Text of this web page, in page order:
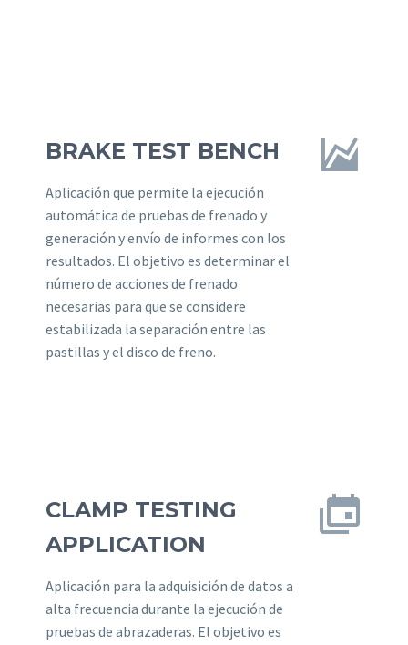
BRAKE TEST BENCH
Aplicación que permite la ejecución
automática de pruebas de frenado y
generación y envío de informes con los
resultados. El objetivo es determinar el
número de acciones de frenado
necesarias para que se considere
estabilizada la separación entre las
pastillas y el disco de freno.


CLAMP TESTING
APPLICATION
Aplicación para la adquisición de datos a
alta frecuencia durante la ejecución de
pruebas de abrazaderas. El objetivo es

